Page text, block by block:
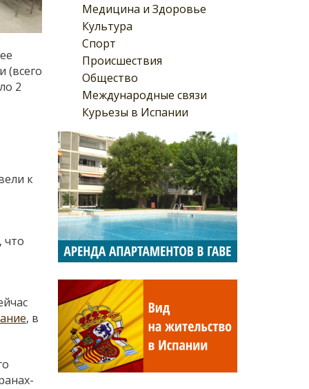
Медицина и Здоровье
Культура
Спорт
Происшествия
Общество
Международные связи
Курьезы в Испании
(всего
2
к
что
, в